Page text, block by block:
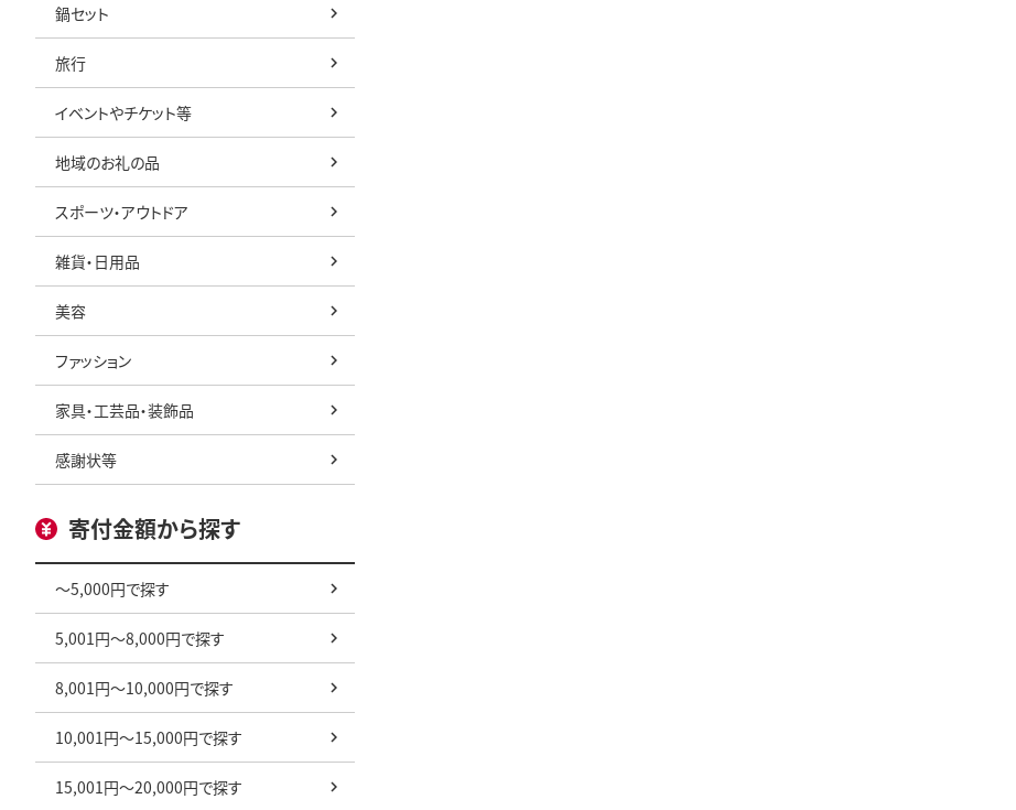
鍋セット
旅行
イベントやチケット等
地域のお礼の品
スポーツ・アウトドア
雑貨・日用品
美容
ファッション
家具・工芸品・装飾品
感謝状等
寄付金額から探す
～5,000円で探す
5,001円～8,000円で探す
8,001円～10,000円で探す
10,001円～15,000円で探す
15,001円～20,000円で探す